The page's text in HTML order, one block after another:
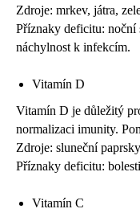
Zdroje: mrkev, játra,
Příznaky deficitu: noční
náchylnost k infekcím.
Vitamín D
Vitamín D je důležitý
normalizaci imunity.
Zdroje: sluneční
Příznaky deficitu:
Vitamín C